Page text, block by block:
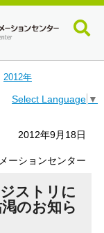
2012年
Select Language ▼
2012年9月18日
ーションセンター
ストリに
のお知ら